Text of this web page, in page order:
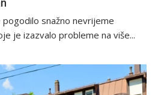
snažno nevrijeme
je izazvalo probleme na više...